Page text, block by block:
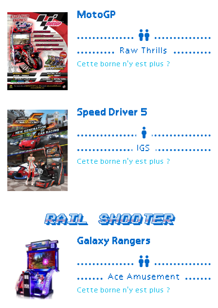
MotoGP
Raw Thrills
Cette borne n'y est plus ?
Speed Driver 5
IGS
Cette borne n'y est plus ?
Rail Shooter
Galaxy Rangers
Ace Amusement
Cette borne n'y est plus ?